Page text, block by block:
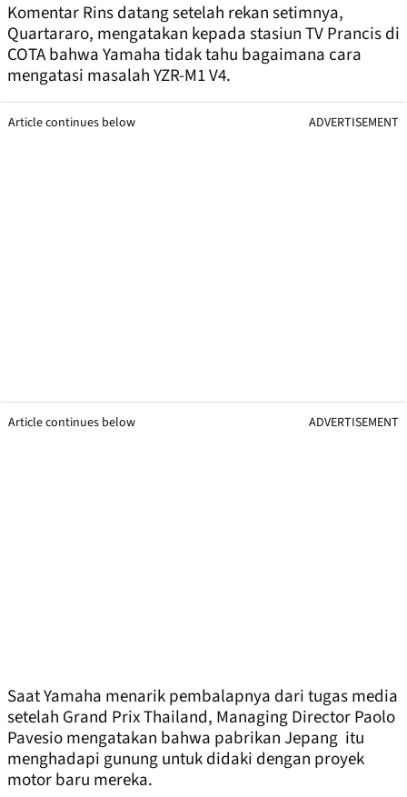
Komentar Rins datang setelah rekan setimnya,
Quartararo, mengatakan kepada stasiun TV Prancis di
COTA bahwa Yamaha tidak tahu bagaimana cara
mengatasi masalah YZR-M1 V4.
Article continues below ADVERTISEMENT
Article continues below ADVERTISEMENT
Saat Yamaha menarik pembalapnya dari tugas media
setelah Grand Prix Thailand, Managing Director Paolo
Pavesio mengatakan bahwa pabrikan Jepang itu
menghadapi gunung untuk didaki dengan proyek
motor baru mereka.